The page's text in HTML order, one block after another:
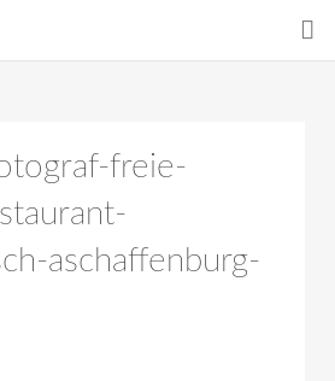
freie-
aschaffenburg-